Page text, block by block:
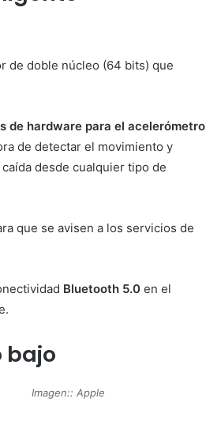
de doble núcleo (64 bits) que
de hardware para el acelerómetro
de detectar el movimiento y
desde cualquier tipo de
que se avisen a los servicios de
Bluetooth 5.0 en el
bajo
Imagen:: Apple